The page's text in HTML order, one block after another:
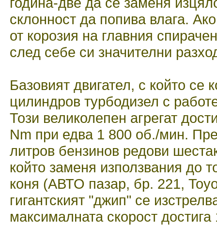
склонност да попива влага.
от корозия на главния
след себе си значителни
Базовият двигател, с който
цилиндров турбодизел с
Този великолепен агрегат
Nm при едва 1 800 об./мин.
литров бензинов редови
който заменя използвания до
коня (АВТО пазар, бр. 221,
гигантският "джип" се
максималната скорост